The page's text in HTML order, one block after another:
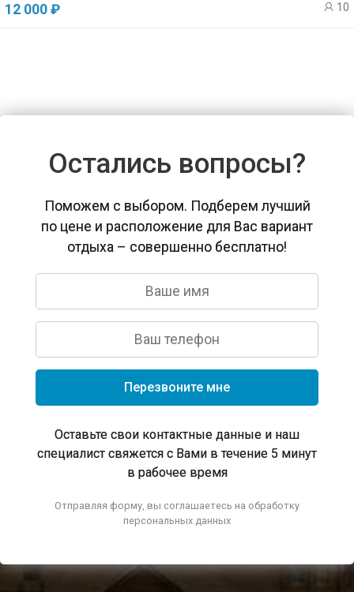
12 000 ₽ 10
Остались вопросы?
Поможем с выбором. Подберем лучший
по цене и расположение для Вас вариант
отдыха – совершенно бесплатно!
Перезвоните мне
Оставьте свои контактные данные и наш
специалист свяжется с Вами в течение 5 минут
в рабочее время
Отправляя форму, вы соглашаетесь на обработку
персональных данных